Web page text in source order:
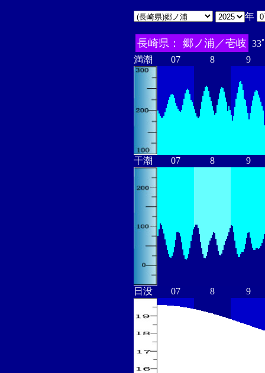
年
長崎県： 郷ノ浦／壱岐 33
満潮
07 8 9
干潮 07 8 9
日没 07 8 9